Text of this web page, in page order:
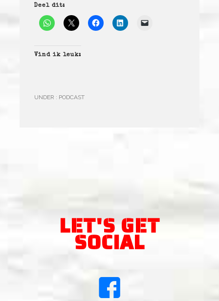
Deel dit:
Vind ik leuk:
UNDER : PODCAST
LET'S GET
SOCIAL